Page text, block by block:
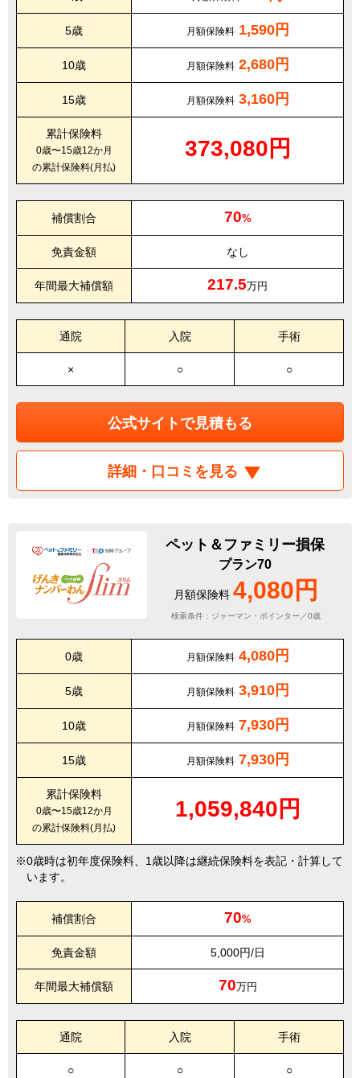
5歳 月額保険料 1,590円
10歳 月額保険料 2,680円
15歳 月額保険料 3,160円
累計保険料
0歳〜15歳12か月
の累計保険料(月払)
373,080円
補償割合 70%
免責金額 なし
年間最大補償額 217.5万円
通院 入院 手術
× ○ ○
公式サイトで見積もる
詳細・口コミを見る
ペット＆ファミリー損保
プラン70
月額保険料 4,080円
検索条件：ジャーマン・ポインター／0歳
0歳 月額保険料 4,080円
5歳 月額保険料 3,910円
10歳 月額保険料 7,930円
15歳 月額保険料 7,930円
累計保険料
0歳〜15歳12か月
の累計保険料(月払)
1,059,840円
0歳時は初年度保険料、1歳以降は継続保険料を表記・計算して
います。
補償割合 70%
免責金額 5,000円/日
年間最大補償額 70万円
通院 入院 手術
○ ○ ○